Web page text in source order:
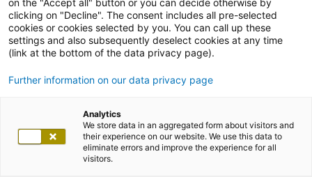
on the "Accept all" button or you can decide otherwise by
clicking on "Decline". The consent includes all pre-selected
cookies or cookies selected by you. You can call up these
settings and also subsequently deselect cookies at any time
(link at the bottom of the data privacy page).
Further information on our data privacy page
Analytics
We store data in an aggregated form about visitors and
their experience on our website. We use this data to
eliminate errors and improve the experience for all
visitors.